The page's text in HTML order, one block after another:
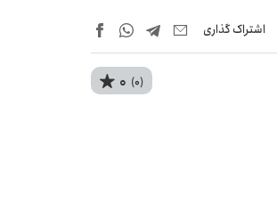
اشتراک‌ گذاری
0 (0)